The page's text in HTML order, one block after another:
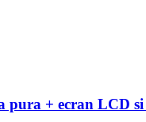
+ ecran LCD